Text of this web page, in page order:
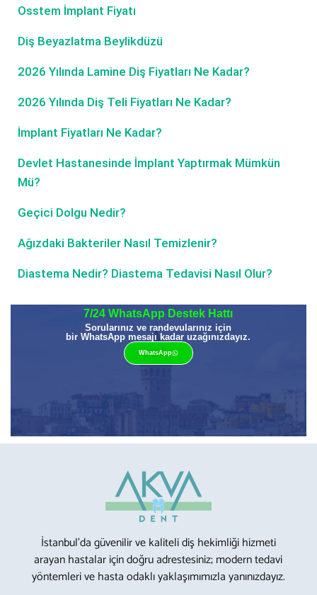
Osstem İmplant Fiyatı
Diş Beyazlatma Beylikdüzü
2026 Yılında Lamine Diş Fiyatları Ne Kadar?
2026 Yılında Diş Teli Fiyatları Ne Kadar?
İmplant Fiyatları Ne Kadar?
Devlet Hastanesinde İmplant Yaptırmak Mümkün
Mü?
Geçici Dolgu Nedir?
Ağızdaki Bakteriler Nasıl Temizlenir?
Diastema Nedir? Diastema Tedavisi Nasıl Olur?
7/24 WhatsApp Destek Hattı
Sorularınız ve randevularınız için
bir WhatsApp mesajı kadar uzağınızdayız.
WhatsApp
İstanbul’da güvenilir ve kaliteli diş hekimliği hizmeti
arayan hastalar için doğru adrestesiniz; modern tedavi
yöntemleri ve hasta odaklı yaklaşımımızla yanınızdayız.